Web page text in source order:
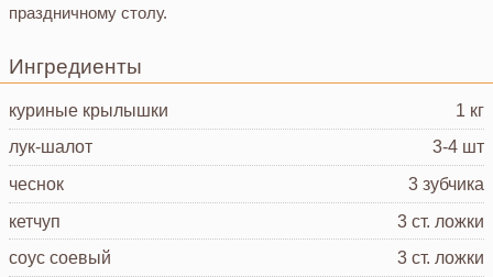
праздничному столу.
Ингредиенты
куриные крылышки
1 кг
лук-шалот
3-4 шт
чеснок
3 зубчика
кетчуп
3 ст. ложки
соус соевый
3 ст. ложки